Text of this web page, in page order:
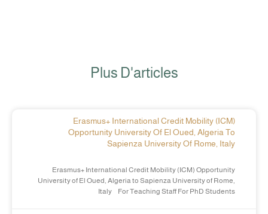
Plus D'articles
Erasmus+ International Credit Mobility (ICM)
Opportunity University Of El Oued, Algeria To
Sapienza University Of Rome, Italy
Erasmus+ International Credit Mobility (ICM) Opportunity
University of El Oued, Algeria to Sapienza University of Rome,
Italy For Teaching Staff For PhD Students